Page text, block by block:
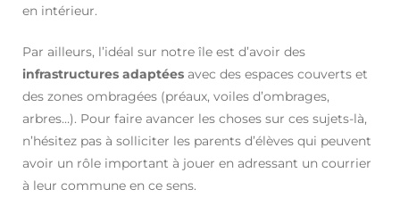
en intérieur.
Par ailleurs, l’idéal sur notre île est d’avoir des
infrastructures adaptées avec des espaces couverts et
des zones ombragées (préaux, voiles d’ombrages,
arbres…). Pour faire avancer les choses sur ces sujets-là,
n’hésitez pas à solliciter les parents d’élèves qui peuvent
avoir un rôle important à jouer en adressant un courrier
à leur commune en ce sens.